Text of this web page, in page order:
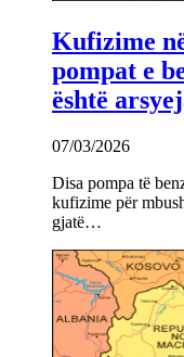
Kufizime
pompat e
është
07/03/2026
Disa pompa të
kufizime për
gjatë…